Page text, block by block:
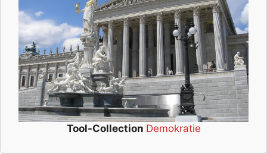
Tool-Collection Demokratie